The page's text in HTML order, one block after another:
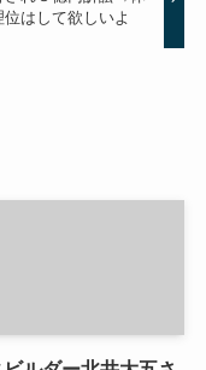
位はして欲しいよ